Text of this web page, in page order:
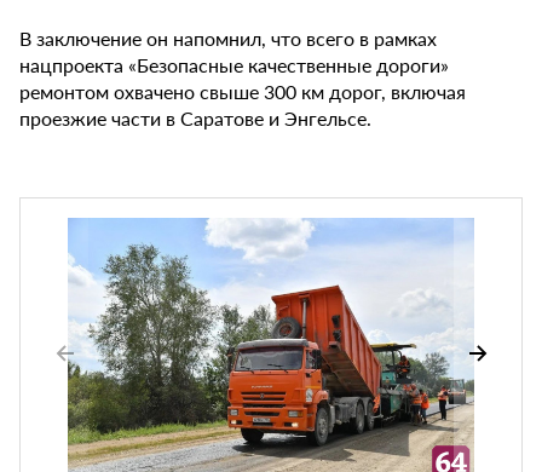
В заключение он напомнил, что всего в рамках
нацпроекта «Безопасные качественные дороги»
ремонтом охвачено свыше 300 км дорог, включая
проезжие части в Саратове и Энгельсе.